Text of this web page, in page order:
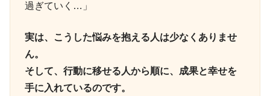
過ぎていく…」
実は、こうした悩みを抱える人は少なくありませ
ん。
そして、行動に移せる人から順に、成果と幸せを
手に入れているのです。